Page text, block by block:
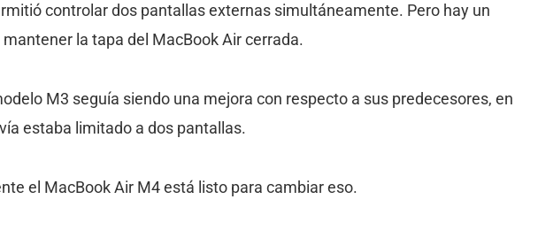
controlar dos pantallas externas simultáneamente. Pero hay un
la tapa del MacBook Air cerrada.
M3 seguía siendo una mejora con respecto a sus predecesores, en
estaba limitado a dos pantallas.
el MacBook Air M4 está listo para cambiar eso.